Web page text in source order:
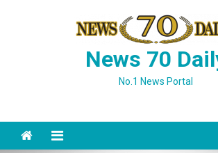
News 70
No.1 News Portal